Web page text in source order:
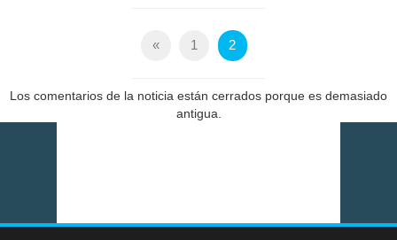
« 1 2
Los comentarios de la noticia están cerrados porque es demasiado
antigua.